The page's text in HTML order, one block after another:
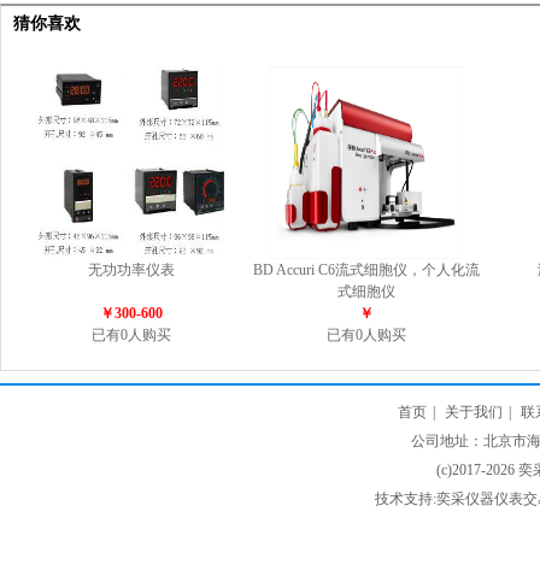
猜你喜欢
无功功率仪表
￥300-600
已有0人购买
BD Accuri C6流式细胞仪，个人化流
式细胞仪
￥
已有0人购买
首页 关于我们
联
公司地址：北京市
(c)2017-2026
技术支持:奕采仪器仪表